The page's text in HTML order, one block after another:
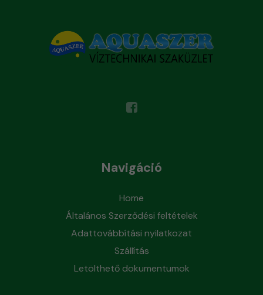
Navigáció
Home
Általános Szerződési feltételek
Adattovábbítási nyilatkozat
Szállítás
Letölthető dokumentumok